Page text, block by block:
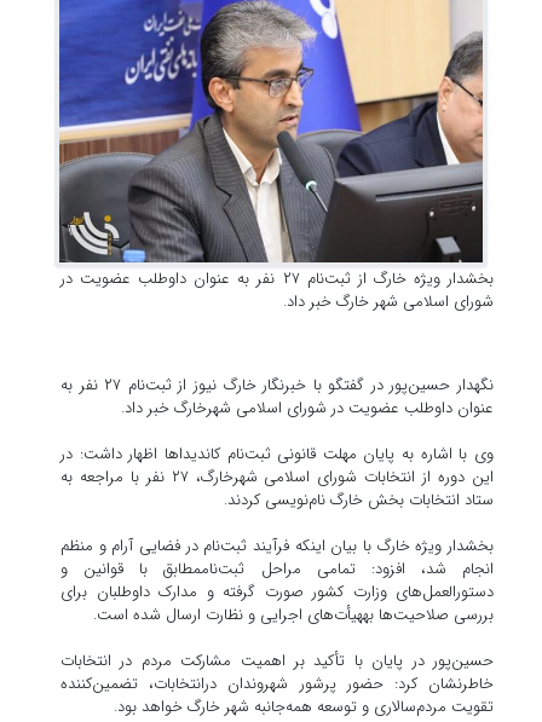
بخشدار ویژه خارگ از ثبت‌نام ۲۷ نفر به عنوان داوطلب عضویت در
شورای اسلامی شهر خارگ خبر داد.
نگهدار حسین‌پور در گفتگو با خبرنگار خارگ نیوز از ثبت‌نام ۲۷ نفر به
عنوان داوطلب عضویت در شورای اسلامی شهرخارگ خبر داد.
وی با اشاره به پایان مهلت قانونی ثبت‌نام کاندیداها اظهار داشت: در
این دوره از انتخابات شورای اسلامی شهرخارگ، ۲۷ نفر با مراجعه به
ستاد انتخابات بخش خارگ نام‌نویسی کردند.
بخشدار ویژه خارگ با بیان اینکه فرآیند ثبت‌نام در فضایی آرام و منظم
انجام شد، افزود: تمامی مراحل ثبت‌ناممطابق با قوانین و
دستورالعمل‌های وزارت کشور صورت گرفته و مدارک داوطلبان برای
بررسی صلاحیت‌ها بههیأت‌های اجرایی و نظارت ارسال شده است.
حسین‌پور در پایان با تأکید بر اهمیت مشارکت مردم در انتخابات
خاطرنشان کرد: حضور پرشور شهروندان درانتخابات، تضمین‌کننده
تقویت مردم‌سالاری و توسعه همه‌جانبه شهر خارگ خواهد بود.